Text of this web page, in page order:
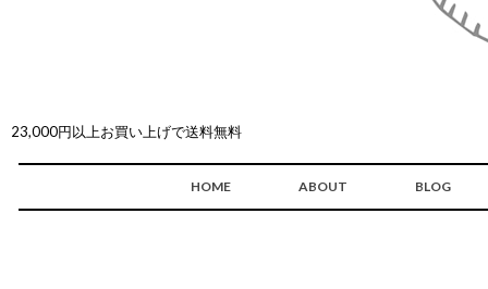
23,000円以上お買い上げで送料無料
HOME ABOUT BLOG